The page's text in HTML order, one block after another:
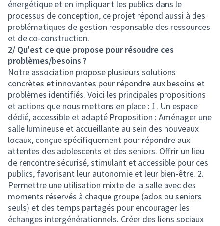
énergétique et en impliquant les publics dans le
processus de conception, ce projet répond aussi à des
problématiques de gestion responsable des ressources
et de co-construction.
2/ Qu'est ce que propose pour résoudre ces
problèmes/besoins ?
Notre association propose plusieurs solutions
concrètes et innovantes pour répondre aux besoins et
problèmes identifiés. Voici les principales propositions
et actions que nous mettons en place : 1. Un espace
dédié, accessible et adapté Proposition : Aménager une
salle lumineuse et accueillante au sein des nouveaux
locaux, conçue spécifiquement pour répondre aux
attentes des adolescents et des seniors. Offrir un lieu
de rencontre sécurisé, stimulant et accessible pour ces
publics, favorisant leur autonomie et leur bien-être. 2.
Permettre une utilisation mixte de la salle avec des
moments réservés à chaque groupe (ados ou seniors
seuls) et des temps partagés pour encourager les
échanges intergénérationnels. Créer des liens sociaux